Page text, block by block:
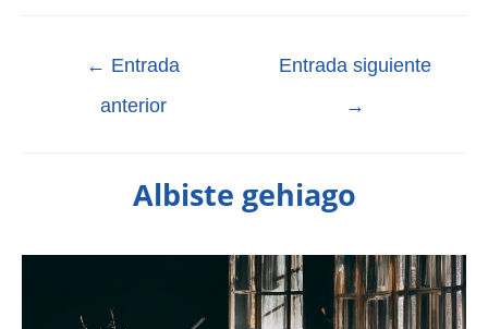
← Entrada
anterior
Entrada siguiente
→
Albiste gehiago